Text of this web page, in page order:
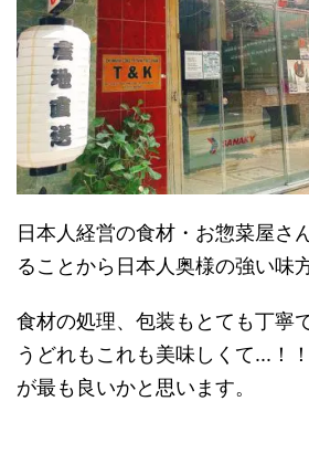
日本人経営の食材・お惣菜屋さ
ることから日本人奥様の強い味
食材の処理、包装もとても丁寧
うどれもこれも美味しくて...！
が最も良いかと思います。